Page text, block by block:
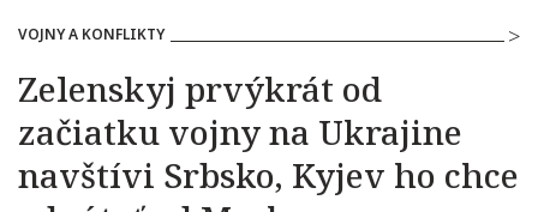
VOJNY A KONFLIKTY
Zelenskyj prvýkrát od
začiatku vojny na Ukrajine
navštívi Srbsko, Kyjev ho chce